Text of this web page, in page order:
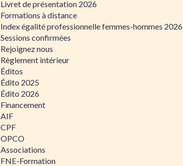
Livret de présentation 2026
Formations à distance
Index égalité professionnelle femmes-hommes 2026
Sessions confirmées
Rejoignez nous
Règlement intérieur
Éditos
Édito 2025
Édito 2026
Financement
AIF
CPF
OPCO
Associations
FNE-Formation